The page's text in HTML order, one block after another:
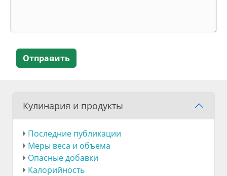
Отправить
Кулинария и продукты
Последние публикации
Меры веса и объема
Опасные добавки
Калорийность